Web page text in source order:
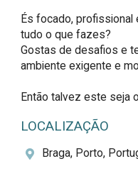
És focado,
tudo o que fazes?
Gostas de desafios e
ambiente exigente e
Então talvez este seja
LOCALIZAÇÃO
Braga, Porto,